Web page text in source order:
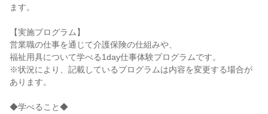
ます。
【実施プログラム】
営業職の仕事を通じて介護保険の仕組みや、
福祉用具について学べる1day仕事体験プログラムです。
※状況により、記載しているプログラムは内容を変更する場合が
あります。
◆学べること◆